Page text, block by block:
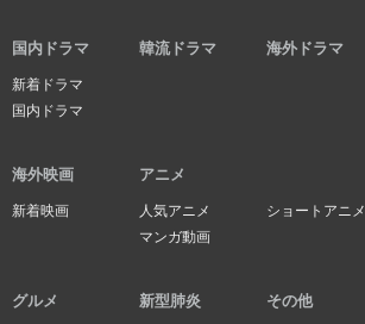
国内ドラマ
新着ドラマ
国内ドラマ
韓流ドラマ 海外ドラマ
海外映画
新着映画
アニメ
人気アニメ
ショートアニメ
マンガ動画
グルメ 新型肺炎 その他